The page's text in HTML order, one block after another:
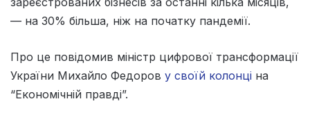
— на 30% більша, ніж на початку пандемії.
Про це повідомив міністр цифрової трансформації
України Михайло Федоров у своїй колонці на
“Економічній правді”.